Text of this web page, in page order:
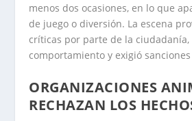
menos dos ocasiones, en lo que
de juego o diversión. La escena
críticas por parte de la
comportamiento y exigió
ORGANIZACIONES
RECHAZAN LOS